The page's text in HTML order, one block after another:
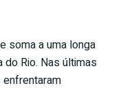
soma a uma longa
do Rio. Nas últimas